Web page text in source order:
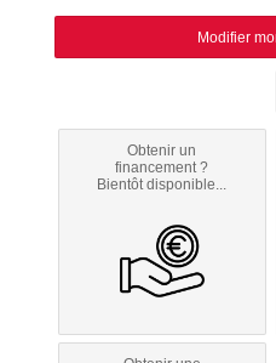
Modifier
Obtenir un
financement ?
Bientôt disponible...